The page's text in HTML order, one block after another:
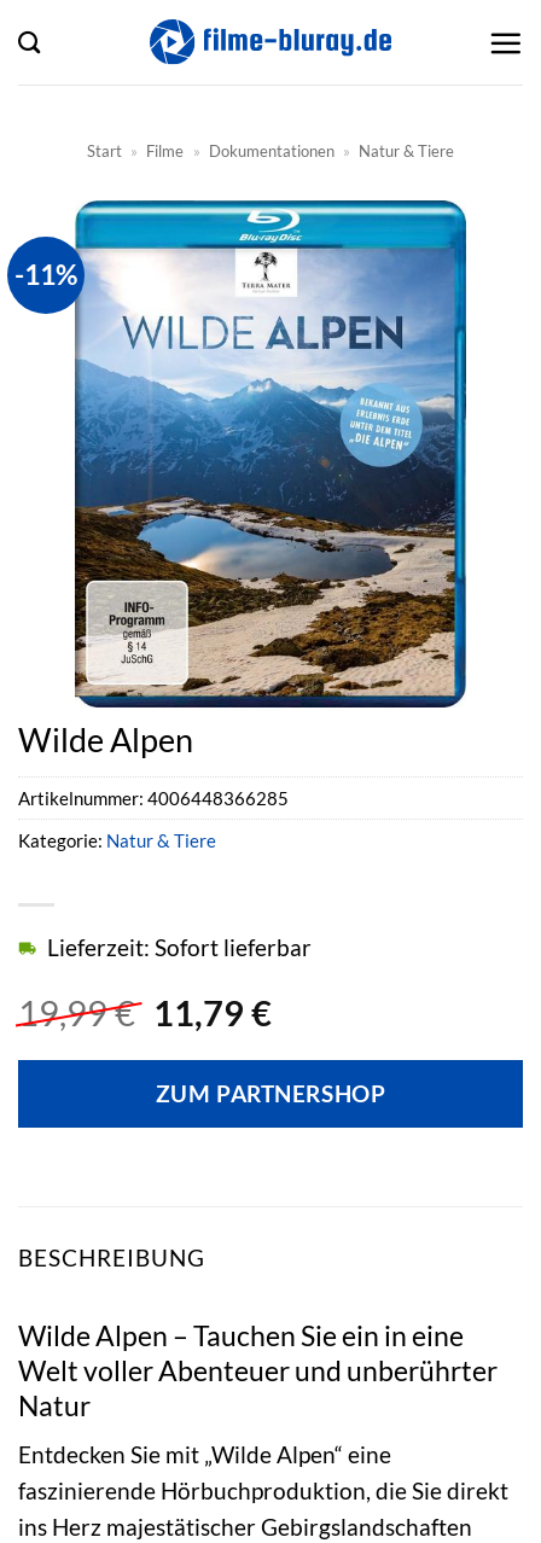
Inhalt
springen
Start » Filme » Dokumentationen » Natur & Tiere
-11%
Wilde Alpen
19,99€ Ursprünglicher
war:
19,99 €
11,79 €Aktueller
ist:
11,79 €.
Lieferzeit: Sofort lieferbar
ZUM PARTNERSHOP
Artikelnummer: 4006448366285
Kategorie: Natur & Tiere
BESCHREIBUNG
Wilde Alpen – Tauchen Sie ein in eine
Welt voller Abenteuer und unberührter
Natur
Entdecken Sie mit „Wilde Alpen“ eine
faszinierende Hörbuchproduktion, die Sie direkt
ins Herz majestätischer Gebirgslandschaften